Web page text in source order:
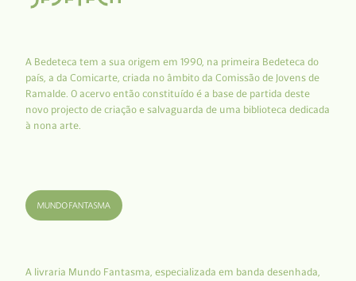
A Bedeteca tem a sua origem em 1990, na primeira Bedeteca do
país, a da Comicarte, criada no âmbito da Comissão de Jovens de
Ramalde. O acervo então constituído é a base de partida deste
novo projecto de criação e salvaguarda de uma biblioteca dedicada
à nona arte.
A livraria Mundo Fantasma, especializada em banda desenhada,